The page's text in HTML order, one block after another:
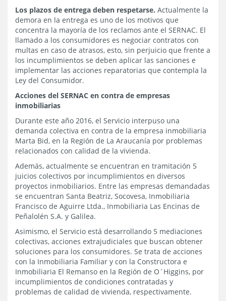
Los plazos de entrega deben respetarse. Actualmente la
demora en la entrega es uno de los motivos que
concentra la mayoría de los reclamos ante el SERNAC. El
llamado a los consumidores es negociar contratos con
multas en caso de atrasos, esto, sin perjuicio que frente a
los incumplimientos se deben aplicar las sanciones e
implementar las acciones reparatorias que contempla la
Ley del Consumidor.
Acciones del SERNAC en contra de empresas
inmobiliarias
Durante este año 2016, el Servicio interpuso una
demanda colectiva en contra de la empresa inmobiliaria
Marta Bid, en la Región de La Araucanía por problemas
relacionados con calidad de la vivienda.
Además, actualmente se encuentran en tramitación 5
juicios colectivos por incumplimientos en diversos
proyectos inmobiliarios. Entre las empresas demandadas
se encuentran Santa Beatriz, Socovesa, Inmobiliaria
Francisco de Aguirre Ltda., Inmobiliaria Las Encinas de
Peñalolén S.A. y Galilea.
Asimismo, el Servicio está desarrollando 5 mediaciones
colectivas, acciones extrajudiciales que buscan obtener
soluciones para los consumidores. Se trata de acciones
con la Inmobiliaria Familiar y con la Constructora e
Inmobiliaria El Remanso en la Región de O´Higgins, por
incumplimientos de condiciones contratadas y
problemas de calidad de vivienda, respectivamente.